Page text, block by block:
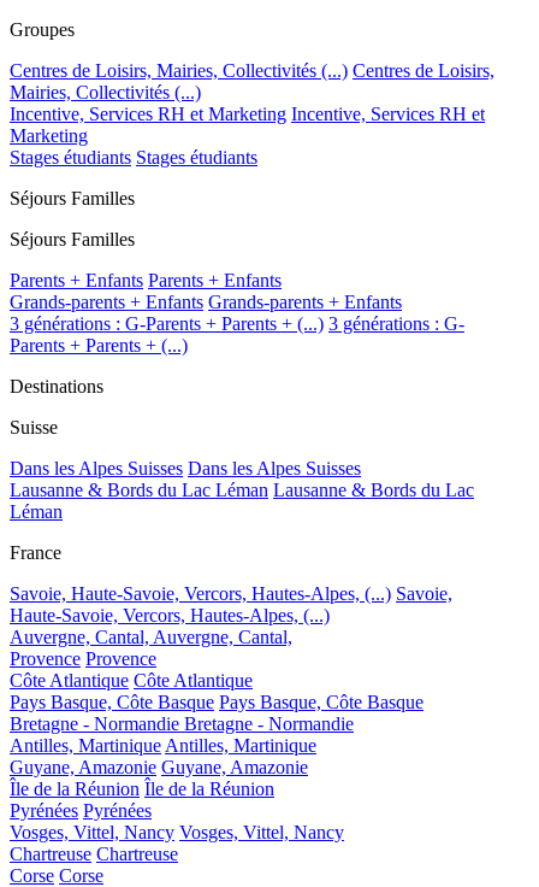
Groupes
Centres de Loisirs, Mairies, Collectivités (...) Centres de Loisirs,
Mairies, Collectivités (...)
Incentive, Services RH et Marketing Incentive, Services RH et
Marketing
Stages étudiants Stages étudiants
Séjours Familles
Séjours Familles
Parents + Enfants Parents + Enfants
Grands-parents + Enfants Grands-parents + Enfants
3 générations : G-Parents + Parents + (...) 3 générations : G-
Parents + Parents + (...)
Destinations
Suisse
Dans les Alpes Suisses Dans les Alpes Suisses
Lausanne & Bords du Lac Léman Lausanne & Bords du Lac
Léman
France
Savoie, Haute-Savoie, Vercors, Hautes-Alpes, (...) Savoie,
Haute-Savoie, Vercors, Hautes-Alpes, (...)
Auvergne, Cantal, Auvergne, Cantal,
Provence Provence
Côte Atlantique Côte Atlantique
Pays Basque, Côte Basque Pays Basque, Côte Basque
Bretagne - Normandie Bretagne - Normandie
Antilles, Martinique Antilles, Martinique
Guyane, Amazonie Guyane, Amazonie
Île de la Réunion Île de la Réunion
Pyrénées Pyrénées
Vosges, Vittel, Nancy Vosges, Vittel, Nancy
Chartreuse Chartreuse
Corse Corse